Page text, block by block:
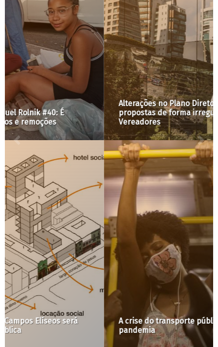
Alterações no Plano Diretor e no Zoneamento são
propostas de forma irregular pela Câmara dos
Vereadores
A crise do transporte público para além da
pandemia